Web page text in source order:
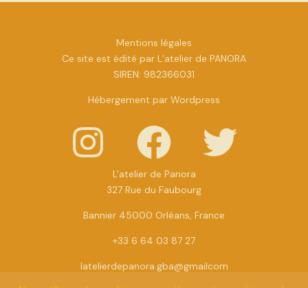
Mentions légales
Ce site est édité par L’atelier de PANORA
SIREN: 982366031
Hébergement par Wordpress
L'atelier de Panora
327 Rue du Faubourg
Bannier 45000 Orléans, France
+33 6 64 03 87 27
latelierdepanora.gba@gmailcom